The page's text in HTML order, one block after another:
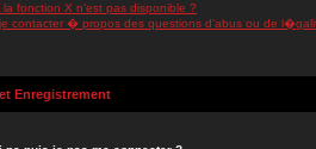
la fonction X n'est pas disponible ?
contacter � propos des questions d'abus ou de
Enregistrement